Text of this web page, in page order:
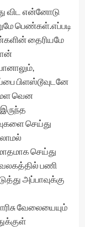
விட என்னோடு
பெண்கள்.எப்படி
தைரியமே
பிளஸ்டூவுடனே
மள வென
செய்து
செய்து
பணி
அப்பாவுக்கு
வேலையையும்